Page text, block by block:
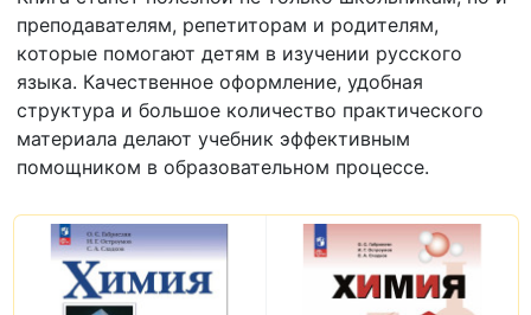
преподавателям, репетиторам и родителям,
которые помогают детям в изучении русского
языка. Качественное оформление, удобная
структура и большое количество практического
материала делают учебник эффективным
помощником в образовательном процессе.